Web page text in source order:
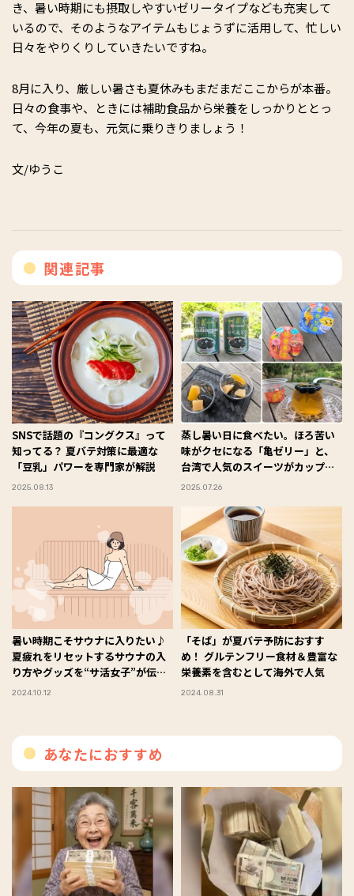
き、暑い時期にも摂取しやすいゼリータイプなども充実して
いるので、そのようなアイテムもじょうずに活用して、忙しい
日々をやりくりしていきたいですね。
8月に入り、厳しい暑さも夏休みもまだまだここからが本番。
日々の食事や、ときには補助食品から栄養をしっかりととっ
て、今年の夏も、元気に乗りきりましょう！
文/ゆうこ
関連記事
SNSで話題の『コングクス』って
知ってる？ 夏バテ対策に最適な
「豆乳」パワーを専門家が解説
2025.08.13
蒸し暑い日に食べたい。ほろ苦い
味がクセになる「亀ゼリー」と、
台湾で人気のスイーツがカップに
詰まった「たらみ Dessert」がさ
2025.07.26
暑い時期こそサウナに入りたい♪
夏疲れをリセットするサウナの入
り方やグッズを“サ活女子”が伝
授！【Fan！Fun！FYTTE】
2024.10.12
「そば」が夏バテ予防におすす
め！ グルテンフリー食材＆豊富な
栄養素を含むとして海外で人気
2024.08.31
あなたにおすすめ